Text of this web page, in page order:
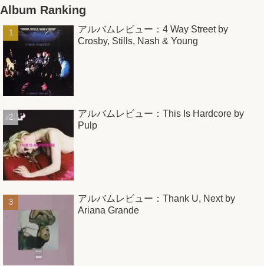
Album Ranking
アルバムレビュー：4 Way Street by
Crosby, Stills, Nash & Young
アルバムレビュー：This Is Hardcore by
Pulp
アルバムレビュー：Thank U, Next by
Ariana Grande